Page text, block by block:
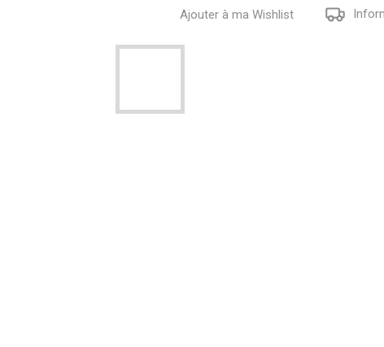
Ajouter à ma Wishlist